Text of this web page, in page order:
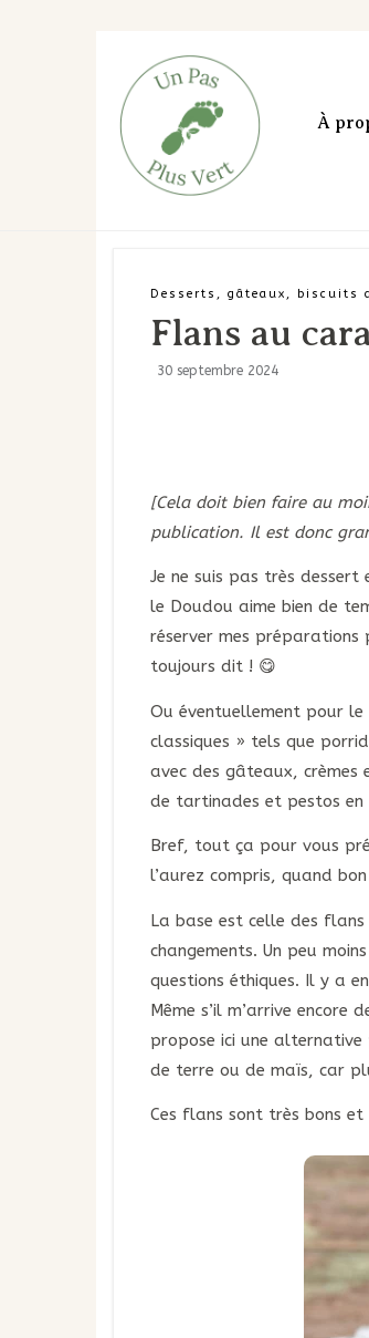
À
Desserts, gâteaux, biscuits
Flans au
30 septembre 2024
[Cela doit bien faire au
publication. Il est donc
Je ne suis pas très
le Doudou aime bien de
réserver mes
toujours dit ! 😋
Ou éventuellement pour le
classiques » tels que
avec des gâteaux, crèmes
de tartinades et pestos en
Bref, tout ça pour vous
l’aurez compris, quand
La base est celle des
changements. Un peu
questions éthiques. Il y a
Même s’il m’arrive encore
propose ici une
de terre ou de maïs, car
Ces flans sont très bons